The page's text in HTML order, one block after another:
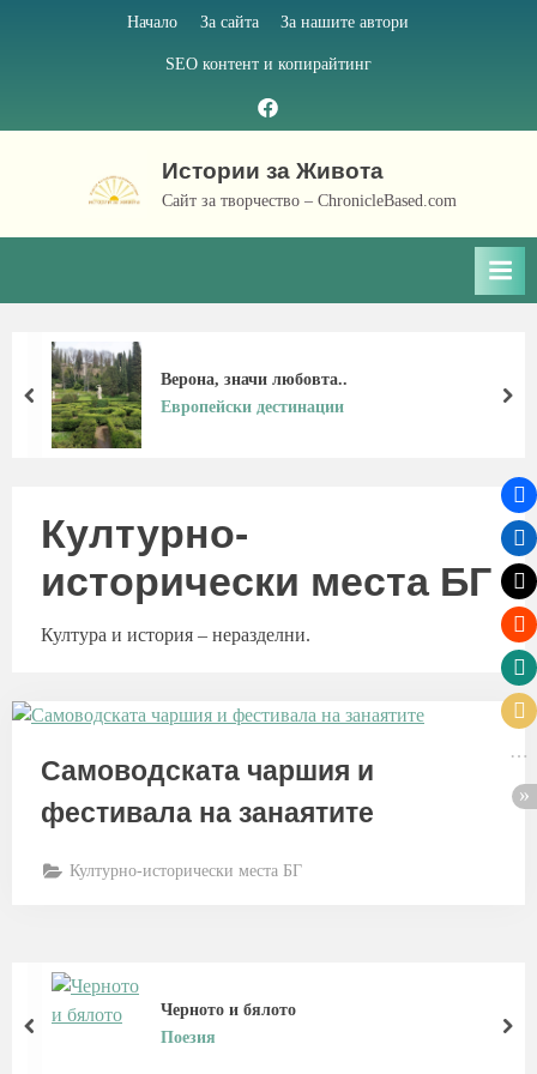
Начало За сайта За нашите автори
SEO контент и копирайтинг
Facebook
page
Истории за Живота
Сайт за творчество – ChronicleBased.com
Верона, значи любовта..
Европейски дестинации
prev
Културно-
исторически места БГ
Култура и история – неразделни.
Самоводската чаршия и
фестивала на занаятите
Културно-исторически места БГ
Черното и бялото
Поезия
prev